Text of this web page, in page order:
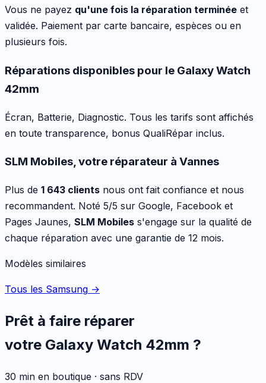
Vous ne payez qu'une fois la réparation terminée et
validée. Paiement par carte bancaire, espèces ou en
plusieurs fois.
Réparations disponibles pour le Galaxy Watch
42mm
Écran, Batterie, Diagnostic. Tous les tarifs sont affichés
en toute transparence, bonus QualiRépar inclus.
SLM Mobiles, votre réparateur à Vannes
Plus de 1 643 clients nous ont fait confiance et nous
recommandent. Noté 5/5 sur Google, Facebook et
Pages Jaunes, SLM Mobiles s'engage sur la qualité de
chaque réparation avec une garantie de 12 mois.
Modèles similaires
Tous les Samsung →
Prêt à faire réparer
votre Galaxy Watch 42mm ?
30 min en boutique · sans RDV